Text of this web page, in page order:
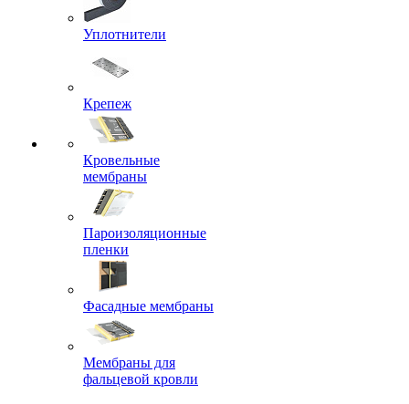
Уплотнители
Крепеж
Кровельные
мембраны
Пароизоляционные
пленки
Фасадные мембраны
Мембраны для
фальцевой кровли